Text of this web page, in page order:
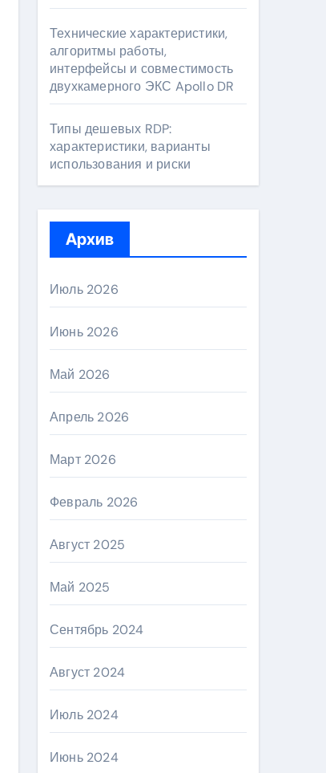
Технические характеристики,
алгоритмы работы,
интерфейсы и совместимость
двухкамерного ЭКС Apollo DR
Типы дешевых RDP:
характеристики, варианты
использования и риски
Архив
Июль 2026
Июнь 2026
Май 2026
Апрель 2026
Март 2026
Февраль 2026
Август 2025
Май 2025
Сентябрь 2024
Август 2024
Июль 2024
Июнь 2024